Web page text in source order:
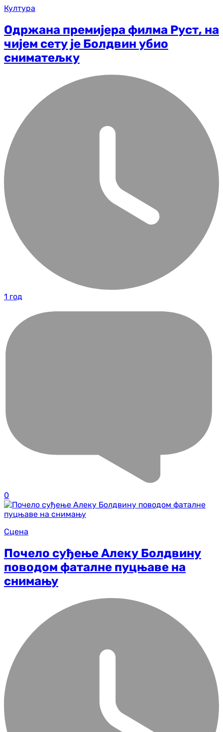
Култура
Одржана премијера филма Руст, на
чијем сету је Болдвин убио
сниматељку
1 год
0
Сцена
Почело суђење Алеку Болдвину
поводом фаталне пуцњаве на
снимању